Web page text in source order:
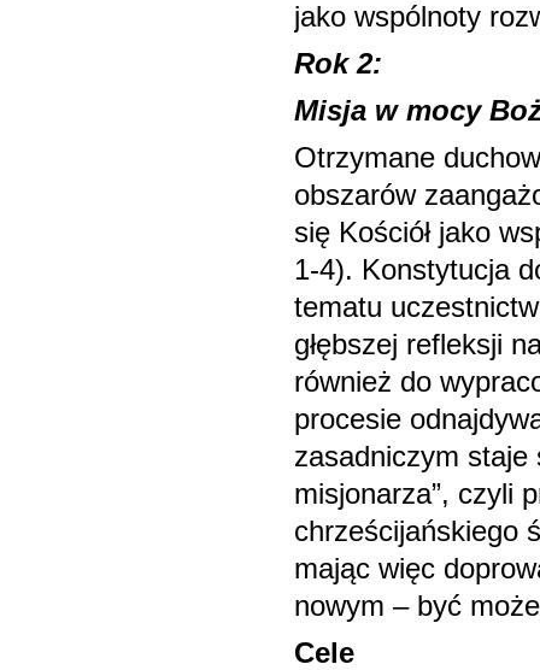
jako wspólnoty
Rok 2:
Misja w mocy
Otrzymane
obszarów
się Kościół jako
1-4). Konstytucja
tematu
głębszej refleksji
również do
procesie
zasadniczym staje
misjonarza”, czyli
chrześcijańskiego
mając więc
nowym – być
Cele